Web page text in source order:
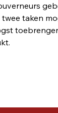
taken